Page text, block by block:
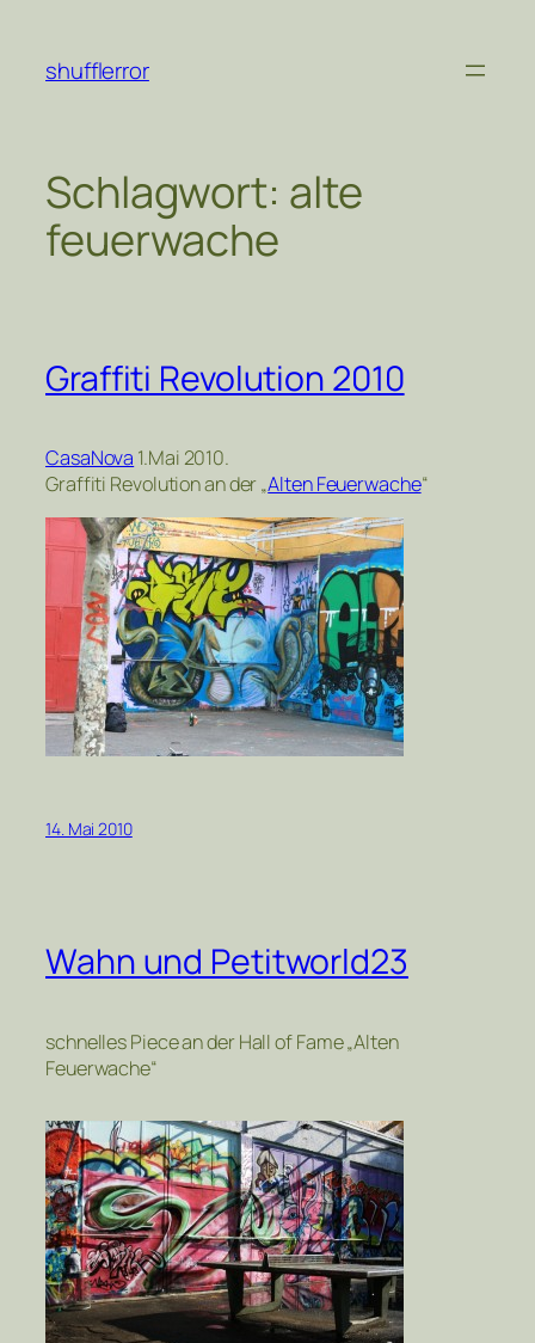
springen
shufflerror
Schlagwort: alte
feuerwache
Graffiti Revolution 2010
CasaNova 1.Mai 2010.
Graffiti Revolution an der „Alten Feuerwache“
14. Mai 2010
Wahn und Petitworld23
schnelles Piece an der Hall of Fame „Alten
Feuerwache“